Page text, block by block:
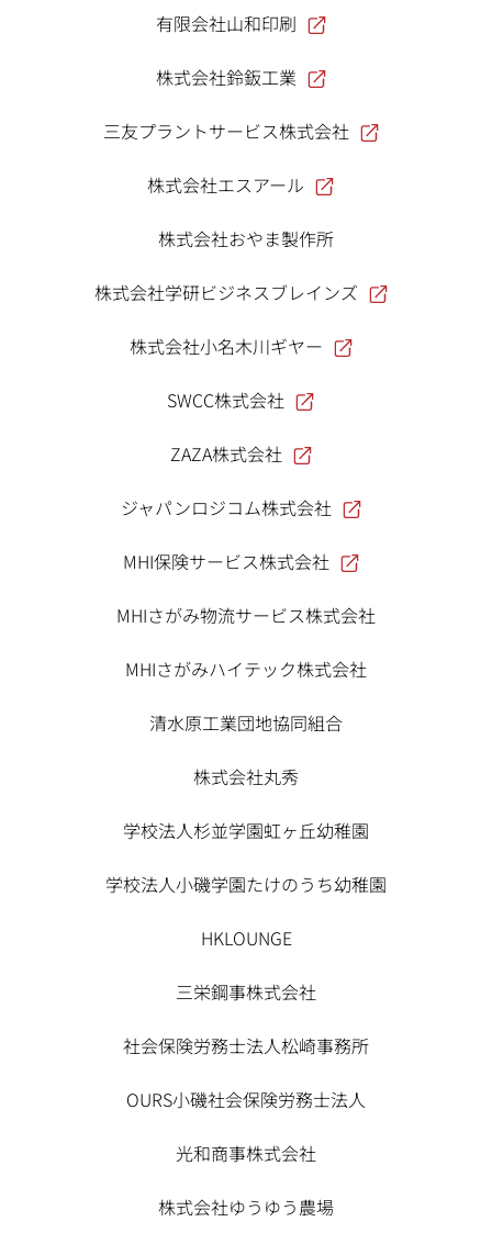
有限会社山和印刷
株式会社鈴鈑工業
三友プラントサービス株式会社
株式会社エスアール
株式会社おやま製作所
株式会社学研ビジネスブレインズ
株式会社小名木川ギヤー
SWCC株式会社
ZAZA株式会社
ジャパンロジコム株式会社
MHI保険サービス株式会社
MHIさがみ物流サービス株式会社
MHIさがみハイテック株式会社
清水原工業団地協同組合
株式会社丸秀
学校法人杉並学園虹ヶ丘幼稚園
学校法人小磯学園たけのうち幼稚園
HKLOUNGE
三栄鋼事株式会社
社会保険労務士法人松崎事務所
OURS小磯社会保険労務士法人
光和商事株式会社
株式会社ゆうゆう農場